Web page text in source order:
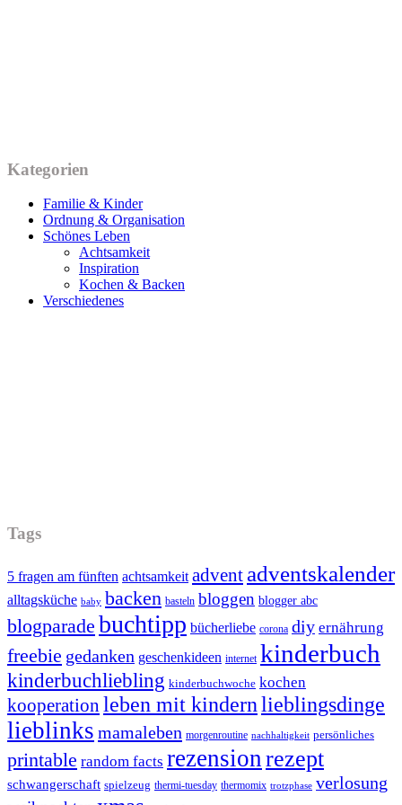
Kategorien
Familie & Kinder
Ordnung & Organisation
Schönes Leben
Achtsamkeit
Inspiration
Kochen & Backen
Verschiedenes
Tags
5 fragen am fünften achtsamkeit advent adventskalender
alltagsküche baby backen basteln bloggen blogger abc
blogparade buchtipp bücherliebe corona diy ernährung
freebie gedanken geschenkideen internet kinderbuch
kinderbuchliebling kinderbuchwoche kochen
kooperation leben mit kindernlieblingsdinge
lieblinks mamaleben morgenroutine nachhaltigkeit persönliches
printable random facts rezension rezept
schwangerschaft spielzeug thermi-tuesday thermomix trotzphase verlosung